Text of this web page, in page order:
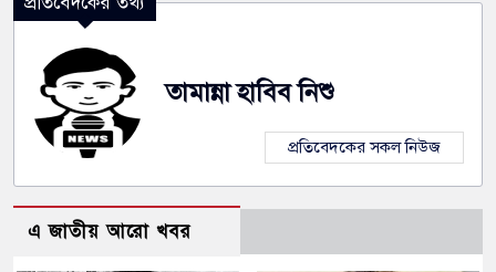
তামান্না হাবিব নিশু
প্রতিবেদকের সকল নিউজ
এ জাতীয় আরো খবর